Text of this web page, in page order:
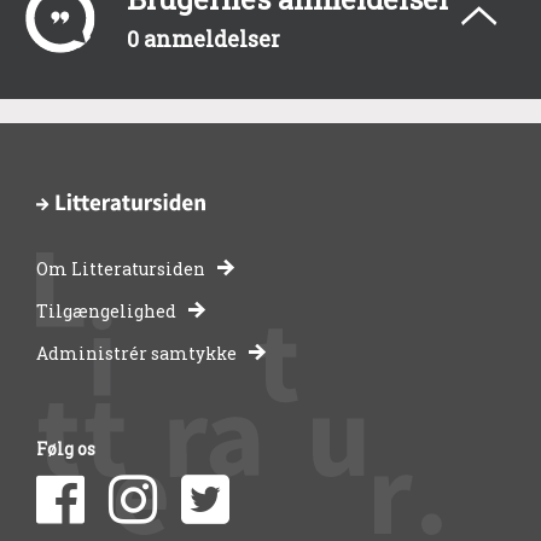
0 anmeldelser
-
bibliotekernes
side
om
Om Litteratursiden
Tilgængelighed
Administrér samtykke
Følg os